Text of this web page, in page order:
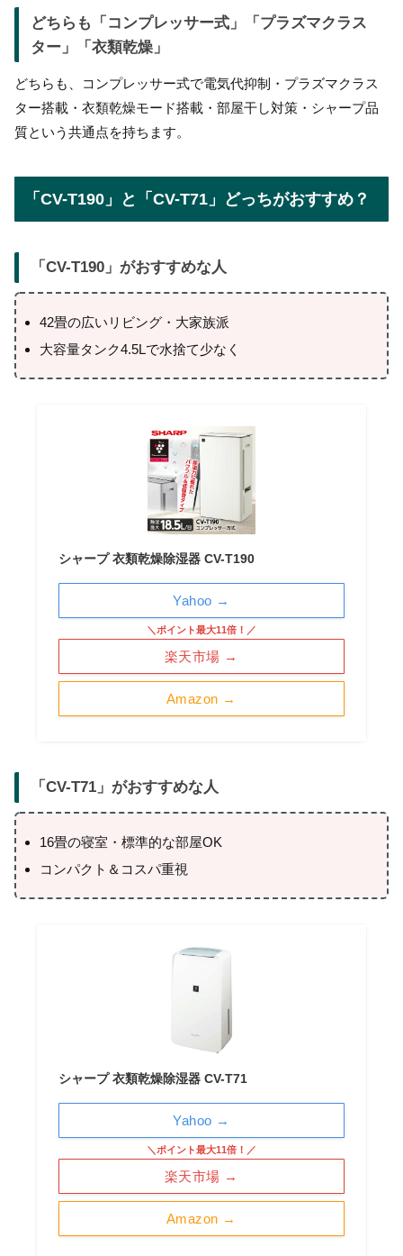
どちらも「コンプレッサー式」「プラズマクラス
ター」「衣類乾燥」
どちらも、コンプレッサー式で電気代抑制・プラズマクラス
ター搭載・衣類乾燥モード搭載・部屋干し対策・シャープ品
質という共通点を持ちます。
「CV-T190」と「CV-T71」どっちがおすすめ？
「CV-T190 」がおすすめな人
42畳の広いリビング・大家族派
大容量タンク4.5Lで水捨て少なく
シャープ 衣類乾燥除湿器 CV-T190
Amazon →
＼ポイント最大11倍！／
楽天市場 →
Yahoo →
「CV-T71 」がおすすめな人
16畳の寝室・標準的な部屋OK
コンパクト＆コスパ重視
シャープ 衣類乾燥除湿器 CV-T71
Amazon →
＼ポイント最大11倍！／
楽天市場 →
Yahoo →